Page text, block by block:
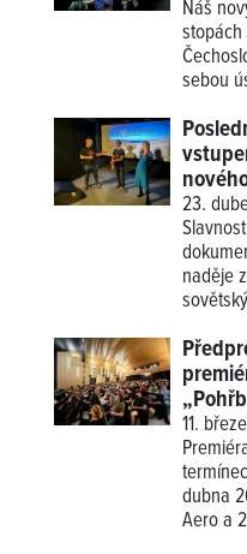
Náš
sebou
23.
naděje
11.
dubna
Aero a